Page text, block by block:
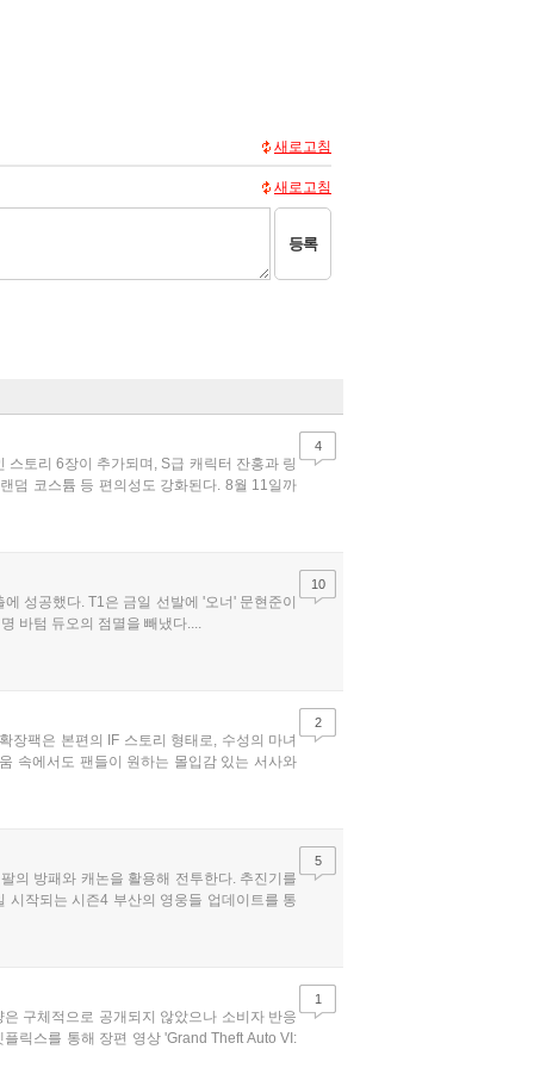
새로고침
새로고침
등록
토리 6장이 추가되며, S급 캐릭터 잔홍과 링
덤 코스튬 등 편의성도 강화된다. 8월 11일까
4
성공했다. T1은 금일 선발에 '오너' 문현준이
바텀 듀오의 점멸을 빼냈다....
10
장팩은 본편의 IF 스토리 형태로, 수성의 마녀
속에서도 팬들이 원하는 몰입감 있는 서사와
2
의 방패와 캐논을 활용해 전투한다. 추진기를
시작되는 시즌4 부산의 영웅들 업데이트를 통
5
구체적으로 공개되지 않았으나 소비자 반응
릭스를 통해 장편 영상 'Grand Theft Auto VI:
1